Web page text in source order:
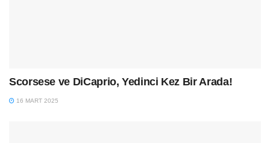
Scorsese ve DiCaprio, Yedinci Kez Bir Arada!
16 MART 2025